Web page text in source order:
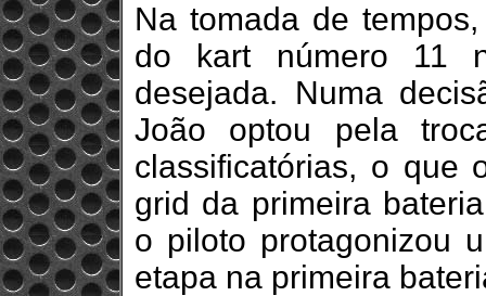
Na tomada de
do kart número 11
desejada. Numa
João optou pela
classificatórias, o que
grid da primeira
o piloto protagonizou
etapa na primeira